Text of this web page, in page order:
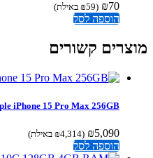
(
₪59 באילת)
הוספה לסל
קשורים
Apple iPhone 15 Pro Max 256GB אייפון צבע שחור
₪5,090
(
₪4,314 באילת)
הוספה לסל